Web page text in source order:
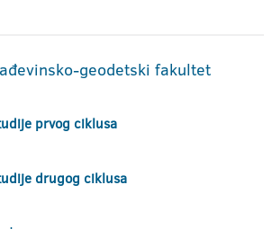
geodetski fakultet
prvog ciklusa
drugog ciklusa